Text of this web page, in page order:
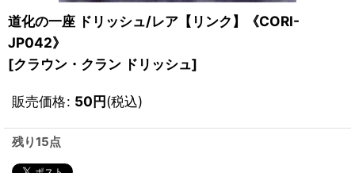
道化の一座 ドリッシュ/レア【リンク】《CORI-
JP042》
[クラウン・クラン ドリッシュ]
販売価格: 50円(税込)
残り15点